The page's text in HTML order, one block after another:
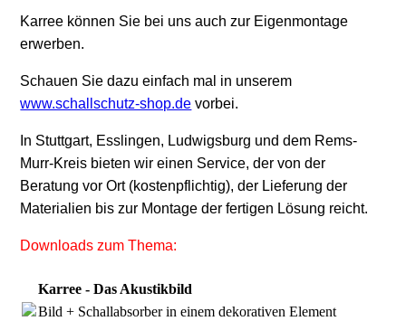
Karree können Sie bei uns auch zur Eigenmontage
erwerben.
Schauen Sie dazu einfach mal in unserem
www.schallschutz-shop.de vorbei.
In Stuttgart, Esslingen, Ludwigsburg und dem Rems-
Murr-Kreis bieten wir einen Service, der von der
Beratung vor Ort (kostenpflichtig), der Lieferung der
Materialien bis zur Montage der fertigen Lösung reicht.
Downloads zum Thema:
Karree - Das Akustikbild
Bild + Schallabsorber in einem dekorativen Element